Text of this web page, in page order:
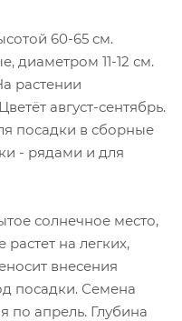
60-65 см.
диаметром 11-12 см.
растении
август-сентябрь.
посадки в сборные
- рядами и для
солнечное место,
на легких,
внесения
посадки. Семена
по апрель. Глубина